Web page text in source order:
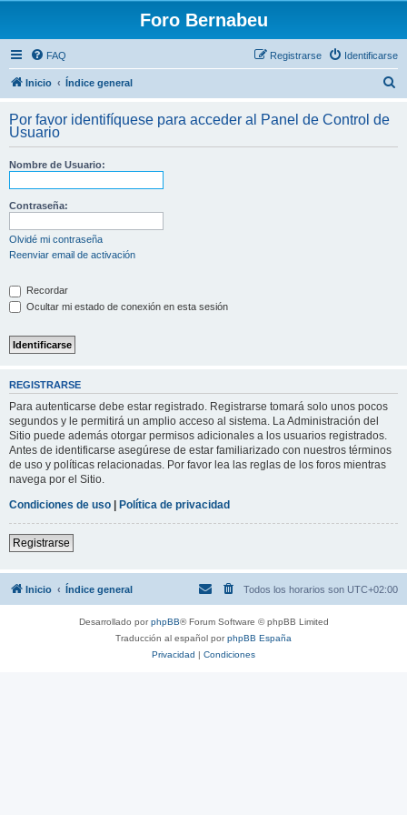
Foro Bernabeu
FAQ Identificarse
Registrarse
Inicio Índice general
c
Por favor identifíquese para acceder al Panel de Control de
Usuario
Nombre de Usuario:
Contraseña:
Olvidé mi contraseña
Reenviar email de activación
Recordar
Ocultar mi estado de conexión en esta sesión
REGISTRARSE
Para autenticarse debe estar registrado. Registrarse tomará solo unos pocos
segundos y le permitirá un amplio acceso al sistema. La Administración del
Sitio puede además otorgar permisos adicionales a los usuarios registrados.
Antes de identificarse asegúrese de estar familiarizado con nuestros términos
de uso y políticas relacionadas. Por favor lea las reglas de los foros mientras
navega por el Sitio.
Condiciones de uso | Política de privacidad
Registrarse
Inicio Índice general Todos los horarios son UTC+02:00
Desarrollado porphpBB® Forum Software © phpBB Limited
Traducción al español porphpBB España
Privacidad | Condiciones